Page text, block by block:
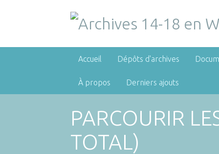
Accueil Dépôts d'archives
À propos Derniers ajouts
PARCOURIR
TOTAL)